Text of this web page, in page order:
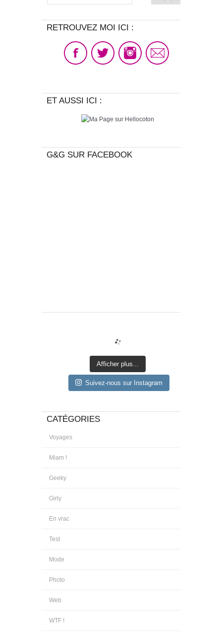
RETROUVEZ MOI ICI :
ET AUSSI ICI :
G&G SUR FACEBOOK
Afficher plus...
Suivez-nous sur Instagram
CATÉGORIES
Voyages
Miam !
Geeky
Girly
En vrac
Test
Mode
Photo
Web
WTF !